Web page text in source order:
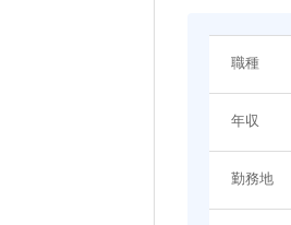
職種
システムエンジニア（制御・組み込
年収
勤務地
関わるプロジェクト・ジャンル